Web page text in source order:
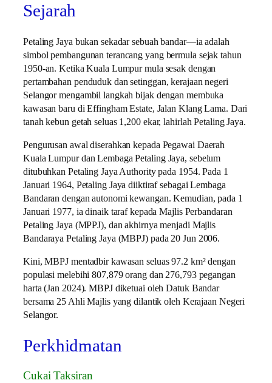
Sejarah
Petaling Jaya bukan sekadar sebuah bandar—ia adalah
simbol pembangunan terancang yang bermula sejak tahun
1950-an. Ketika Kuala Lumpur mula sesak dengan
pertambahan penduduk dan setinggan, kerajaan negeri
Selangor mengambil langkah bijak dengan membuka
kawasan baru di Effingham Estate, Jalan Klang Lama. Dari
tanah kebun getah seluas 1,200 ekar, lahirlah Petaling Jaya.
Pengurusan awal diserahkan kepada Pegawai Daerah
Kuala Lumpur dan Lembaga Petaling Jaya, sebelum
ditubuhkan Petaling Jaya Authority pada 1954. Pada 1
Januari 1964, Petaling Jaya diiktiraf sebagai Lembaga
Bandaran dengan autonomi kewangan. Kemudian, pada 1
Januari 1977, ia dinaik taraf kepada Majlis Perbandaran
Petaling Jaya (MPPJ), dan akhirnya menjadi Majlis
Bandaraya Petaling Jaya (MBPJ) pada 20 Jun 2006.
Kini, MBPJ mentadbir kawasan seluas 97.2 km² dengan
populasi melebihi 807,879 orang dan 276,793 pegangan
harta (Jan 2024). MBPJ diketuai oleh Datuk Bandar
bersama 25 Ahli Majlis yang dilantik oleh Kerajaan Negeri
Selangor.
Perkhidmatan
Cukai Taksiran